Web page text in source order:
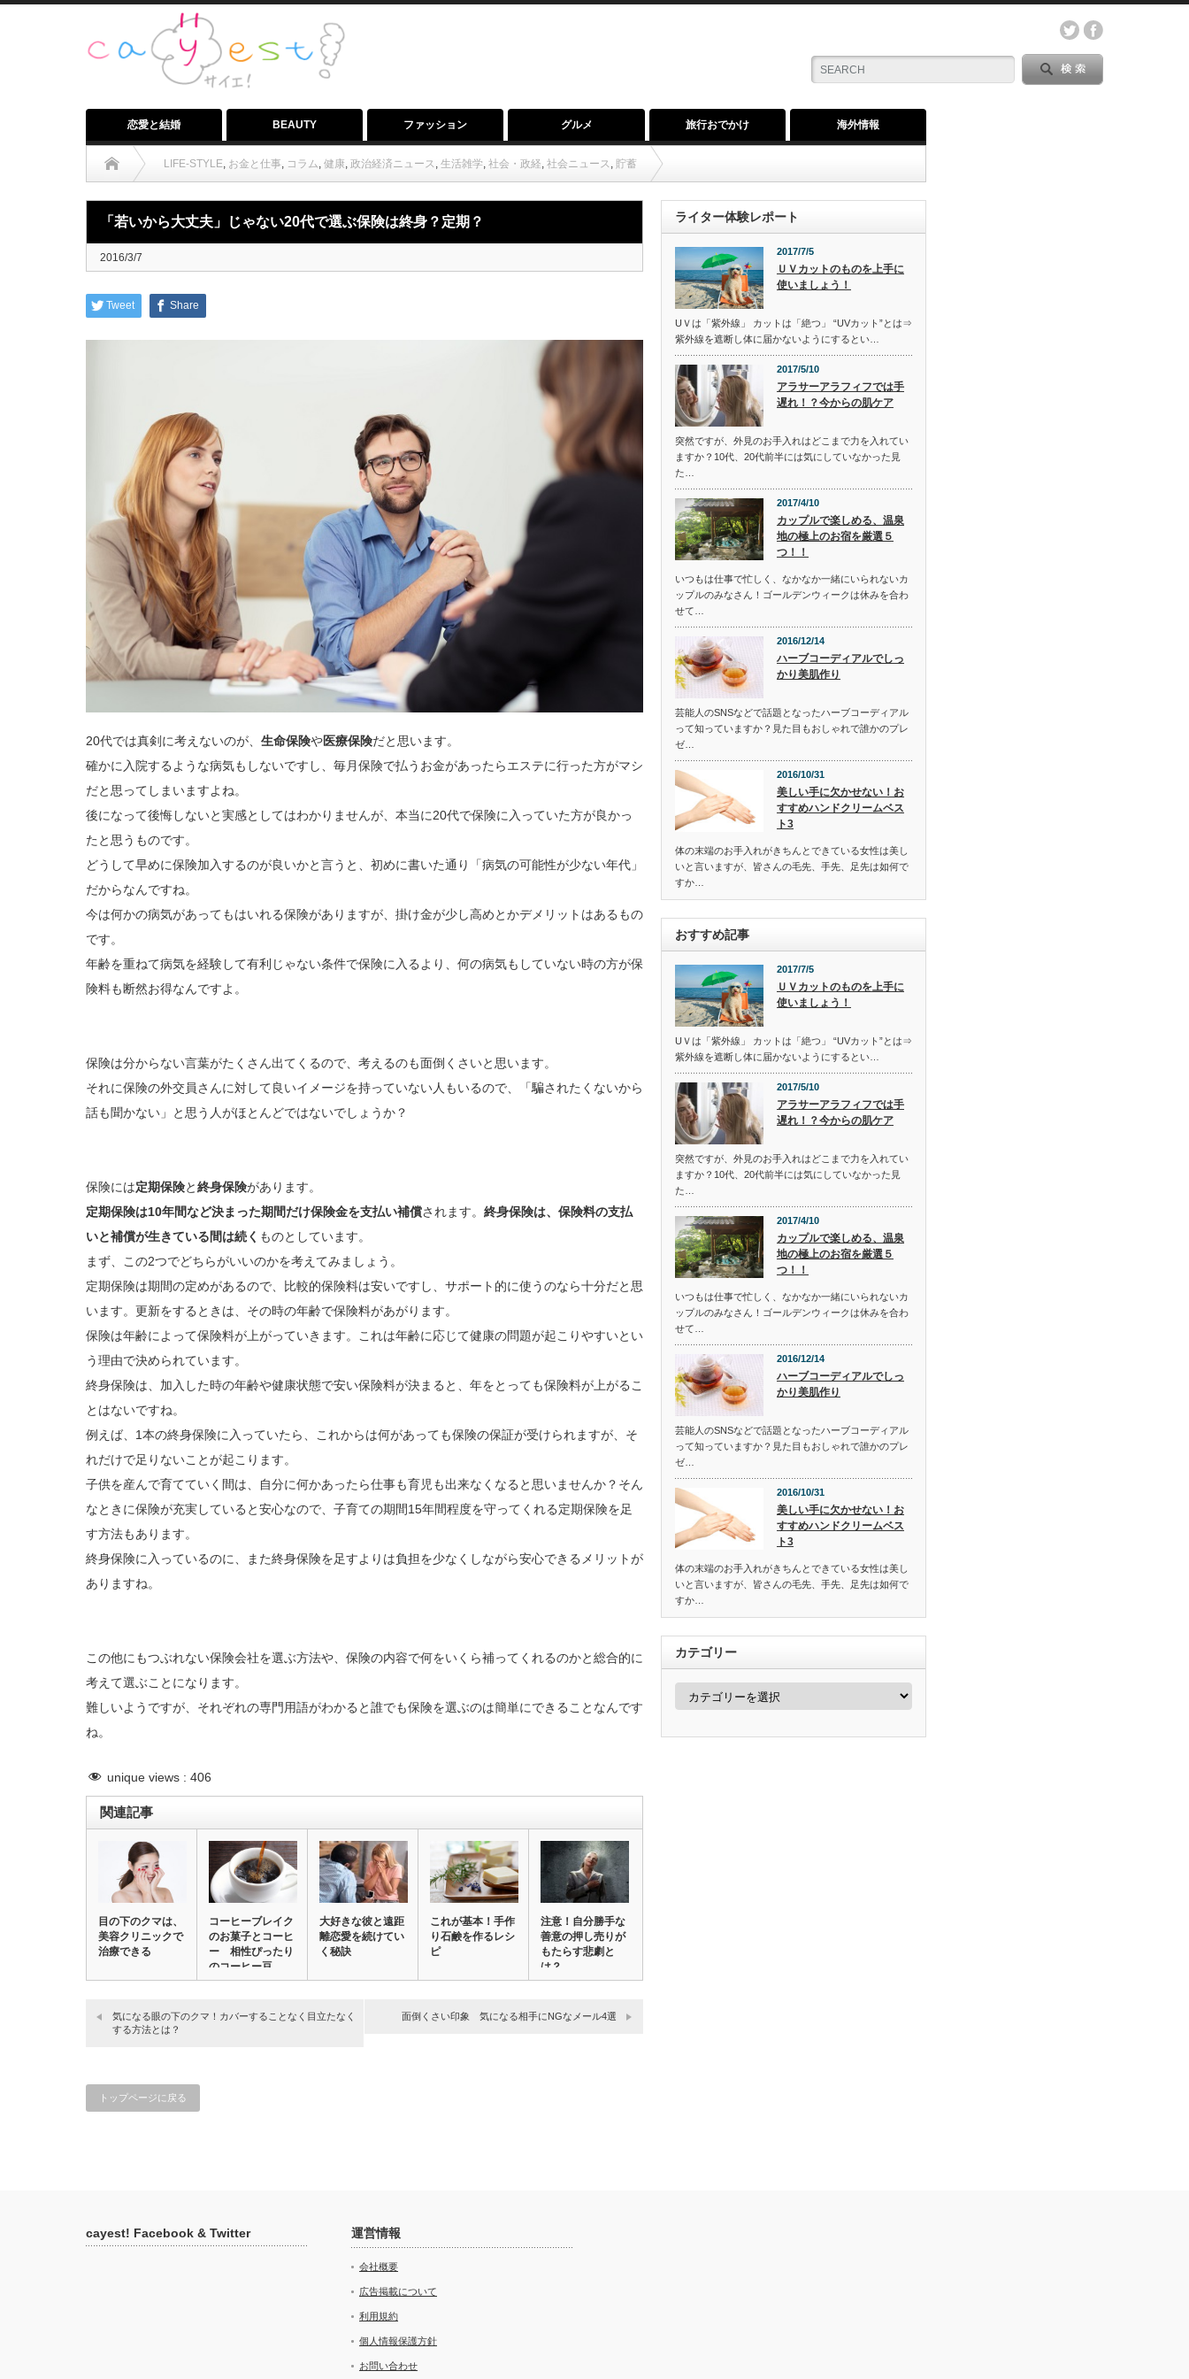
恋愛と結婚 BEAUTY ファッション グルメ 旅行おでかけ 海外情報
LIFE-STYLE, お金と仕事, コラム, 健康, 政治経済ニュース, 生活雑学, 社会・政経, 社会ニュース, 貯蓄
「若いから大丈夫」じゃない20代で選ぶ保険は終身？定期？
「若いから大丈夫」じゃない20代で選ぶ保険は終身？定期？
2016/3/7
Tweet Share
20代では真剣に考えないのが、 生命保険や医療保険だと思います。
確かに入院するような病気もしないですし、毎月保険で払うお金があったらエステに行った方がマシ
だと思ってしまいますよね。
後になって後悔しないと実感としてはわかりませんが、本当に20代で保険に入っていた方が良かっ
たと思うものです。
どうして早めに保険加入するのが良いかと言うと、初めに書いた通り「病気の可能性が少ない年代」
だからなんですね。
今は何かの病気があってもはいれる保険がありますが、掛け金が少し高めとかデメリットはあるもの
です。
年齢を重ねて病気を経験して有利じゃない条件で保険に入るより、何の病気もしていない時の方が保
険料も断然お得なんですよ。
保険は分からない言葉がたくさん出てくるので、考えるのも面倒くさいと思います。
それに保険の外交員さんに対して良いイメージを持っていない人もいるので、「騙されたくないから
話も聞かない」と思う人がほとんどではないでしょうか？
保険には定期保険と終身保険があります。
定期保険は10年間など決まった期間だけ保険金を支払い補償されます。 終身保険は、保険料の支払
いと補償が生きている間は続く ものとしています。
まず、この2つでどちらがいいのかを考えてみましょう。
定期保険は期間の定めがあるので、比較的保険料は安いですし、サポート的に使うのなら十分だと思
います。更新をするときは、その時の年齢で保険料があがります。
保険は年齢によって保険料が上がっていきます。これは年齢に応じて健康の問題が起こりやすいとい
う理由で決められています。
終身保険は、加入した時の年齢や健康状態で安い保険料が決まると、年をとっても保険料が上がるこ
とはないですね。
例えば、1本の終身保険に入っていたら、これからは何があっても保険の保証が受けられますが、そ
れだけで足りないことが起こります。
子供を産んで育てていく間は、自分に何かあったら仕事も育児も出来なくなると思いませんか？そん
なときに保険が充実していると安心なので、子育ての期間15年間程度を守ってくれる定期保険を足
す方法もあります。
終身保険に入っているのに、また終身保険を足すよりは負担を少なくしながら安心できるメリットが
ありますね。
この他にもつぶれない保険会社を選ぶ方法や、保険の内容で何をいくら補ってくれるのかと総合的に
考えて選ぶことになります。
難しいようですが、それぞれの専門用語がわかると誰でも保険を選ぶのは簡単にできることなんです
ね。
unique views : 406
関連記事
目の下のクマは、
美容クリニックで
治療できる
コーヒーブレイク
のお菓子とコーヒ
ー 相性ぴったり
のコーヒー豆…
大好きな彼と遠距
離恋愛を続けてい
く秘訣
これが基本！手作
り石鹸を作るレシ
ピ
注意！自分勝手な
善意の押し売りが
もたらす悲劇と
は？
気になる眼の下のクマ！カバーすることなく目立たなく
する方法とは？
面倒くさい印象 気になる相手にNGなメール4選
トップページに戻る
ライター体験レポート
2017/7/5
ＵＶカットのものを上手に
使いましょう！
UＶは「紫外線」 カットは「絶つ」 “UVカット”とは⇒
紫外線を遮断し体に届かないようにするとい…
2017/5/10
アラサーアラフィフでは手
遅れ！？今からの肌ケア
突然ですが、外見のお手入れはどこまで力を入れてい
ますか？10代、20代前半には気にしていなかった見
た…
2017/4/10
カップルで楽しめる、温泉
地の極上のお宿を厳選５
つ！！
いつもは仕事で忙しく、なかなか一緒にいられないカ
ップルのみなさん！ゴールデンウィークは休みを合わ
せて…
2016/12/14
ハーブコーディアルでしっ
かり美肌作り
芸能人のSNSなどで話題となったハーブコーディアル
って知っていますか？見た目もおしゃれで誰かのプレ
ゼ…
2016/10/31
美しい手に欠かせない！お
すすめハンドクリームベス
ト3
体の末端のお手入れがきちんとできている女性は美し
いと言いますが、皆さんの毛先、手先、足先は如何で
すか…
おすすめ記事
2017/7/5
ＵＶカットのものを上手に
使いましょう！
UＶは「紫外線」 カットは「絶つ」 “UVカット”とは⇒
紫外線を遮断し体に届かないようにするとい…
2017/5/10
アラサーアラフィフでは手
遅れ！？今からの肌ケア
突然ですが、外見のお手入れはどこまで力を入れてい
ますか？10代、20代前半には気にしていなかった見
た…
2017/4/10
カップルで楽しめる、温泉
地の極上のお宿を厳選５
つ！！
いつもは仕事で忙しく、なかなか一緒にいられないカ
ップルのみなさん！ゴールデンウィークは休みを合わ
せて…
2016/12/14
ハーブコーディアルでしっ
かり美肌作り
芸能人のSNSなどで話題となったハーブコーディアル
って知っていますか？見た目もおしゃれで誰かのプレ
ゼ…
2016/10/31
美しい手に欠かせない！お
すすめハンドクリームベス
ト3
体の末端のお手入れがきちんとできている女性は美し
いと言いますが、皆さんの毛先、手先、足先は如何で
すか…
カテゴリー
カ
ー
cayest! Facebook & Twitter 運営情報
会社概要
広告掲載について
利用規約
個人情報保護方針
お問い合わせ